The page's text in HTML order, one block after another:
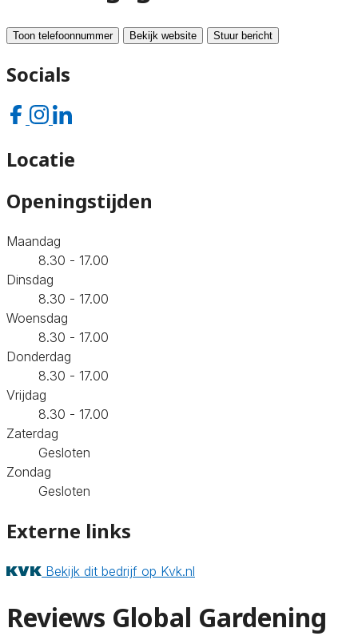
Toon telefoonnummer Bekijk website Stuur bericht
Socials
Locatie
Openingstijden
Maandag
8.30 - 17.00
Dinsdag
8.30 - 17.00
Woensdag
8.30 - 17.00
Donderdag
8.30 - 17.00
Vrijdag
8.30 - 17.00
Zaterdag
Gesloten
Zondag
Gesloten
Externe links
Bekijk dit bedrijf op Kvk.nl
Reviews Global Gardening